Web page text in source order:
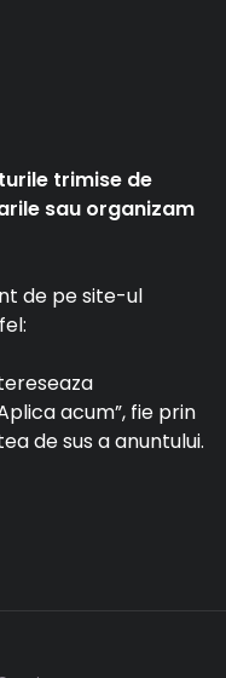
trimise de
sau organizam
de pe site-ul
acum”, fie prin
de sus a anuntului.